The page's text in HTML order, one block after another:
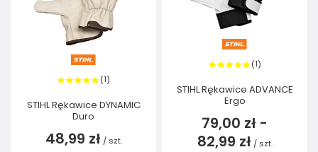
(1)
STIHL Rękawice DYNAMIC
Duro
48,99 zł / szt.
(1)
STIHL Rękawice ADVANCE
Ergo
79,00 zł -
82,99 zł / szt.